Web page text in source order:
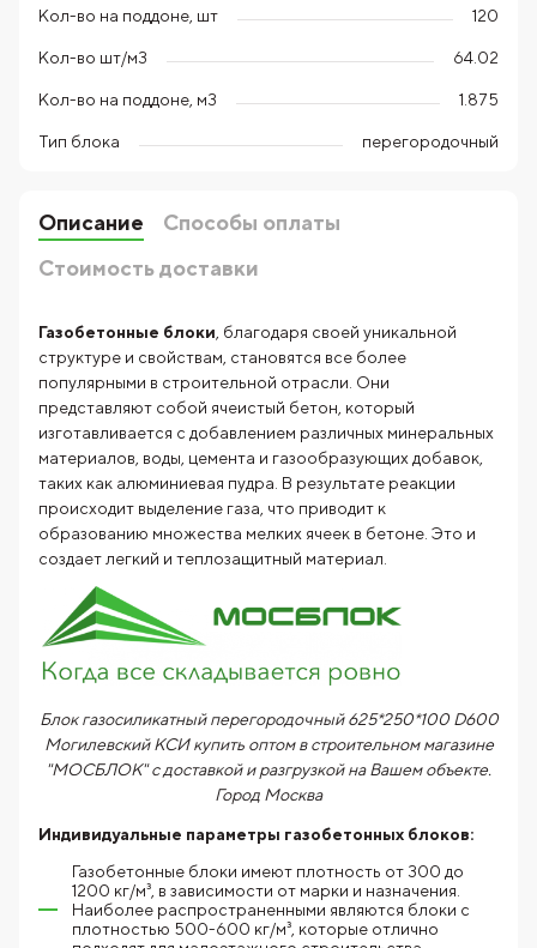
Кол-во на поддоне, шт 120
Кол-во шт/м3 64.02
Кол-во на поддоне, м3 1.875
Тип блока перегородочный
Описание
Способы оплаты
Стоимость доставки
Газобетонные блоки , благодаря своей уникальной
структуре и свойствам, становятся все более
популярными в строительной отрасли. Они
представляют собой ячеистый бетон, который
изготавливается с добавлением различных минеральных
материалов, воды, цемента и газообразующих добавок,
таких как алюминиевая пудра. В результате реакции
происходит выделение газа, что приводит к
образованию множества мелких ячеек в бетоне. Это и
создает легкий и теплозащитный материал.
Блок газосиликатный перегородочный 625*250*100 D600
Могилевский КСИ купить оптом в строительном магазине
"МОСБЛОК" с доставкой и разгрузкой на Вашем объекте.
Город Москва
Индивидуальные параметры газобетонных блоков:
Газобетонные блоки имеют плотность от 300 до
1200 кг/м³, в зависимости от марки и назначения.
Наиболее распространенными являются блоки с
плотностью 500-600 кг/м³, которые отлично